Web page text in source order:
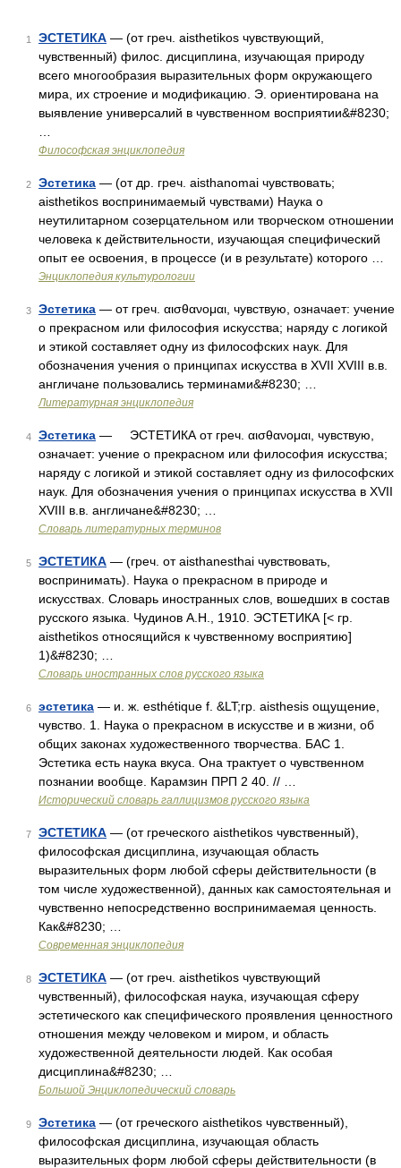
1 ЭСТЕТИКА — (от греч. aisthetikos чувствующий,
чувственный) филос. дисциплина, изучающая природу
всего многообразия выразительных форм окружающего
мира, их строение и модификацию. Э. ориентирована на
выявление универсалий в чувственном восприятии&#8230;
Философская энциклопедия
2 Эстетика — (от др. греч. aisthanomai чувствовать;
aisthetikos воспринимаемый чувствами) Наука о
неутилитарном созерцательном или творческом отношении
человека к действительности, изучающая специфический
опыт ее освоения, в процессе (и в результате) которого …
Энциклопедия культурологии
3 Эстетика — от греч. αισθανομαι, чувствую, означает: учение
о прекрасном или философия искусства; наряду с логикой
и этикой составляет одну из философских наук. Для
обозначения учения о принципах искусства в XVII XVIII в.в.
англичане пользовались терминами&#8230; …
Литературная энциклопедия
4 Эстетика — ЭСТЕТИКА от греч. αισθανομαι, чувствую,
означает: учение о прекрасном или философия искусства;
наряду с логикой и этикой составляет одну из философских
наук. Для обозначения учения о принципах искусства в XVII
XVIII в.в. англичане&#8230; …
Словарь литературных терминов
5 ЭСТЕТИКА — (греч. от aisthanesthai чувствовать,
воспринимать). Наука о прекрасном в природе и
искусствах. Словарь иностранных слов, вошедших в состав
русского языка. Чудинов А.Н., 1910. ЭСТЕТИКА [< гр.
aisthetikos относящийся к чувственному восприятию]
1)&#8230; …
Словарь иностранных слов русского языка
6 эстетика — и. ж. esthétique f. &LT;гр. aisthesis ощущение,
чувство. 1. Наука о прекрасном в искусстве и в жизни, об
общих законах художественного творчества. БАС 1.
Эстетика есть наука вкуса. Она трактует о чувственном
познании вообще. Карамзин ПРП 2 40. // …
Исторический словарь галлицизмов русского языка
7 ЭСТЕТИКА — (от греческого aisthetikos чувственный),
философская дисциплина, изучающая область
выразительных форм любой сферы действительности (в
том числе художественной), данных как самостоятельная и
чувственно непосредственно воспринимаемая ценность.
Как&#8230; …
Современная энциклопедия
8 ЭСТЕТИКА — (от греч. aisthetikos чувствующий
чувственный), философская наука, изучающая сферу
эстетического как специфического проявления ценностного
отношения между человеком и миром, и область
художественной деятельности людей. Как особая
дисциплина&#8230; …
Большой Энциклопедический словарь
9 Эстетика — (от греческого aisthetikos чувственный),
философская дисциплина, изучающая область
выразительных форм любой сферы действительности (в